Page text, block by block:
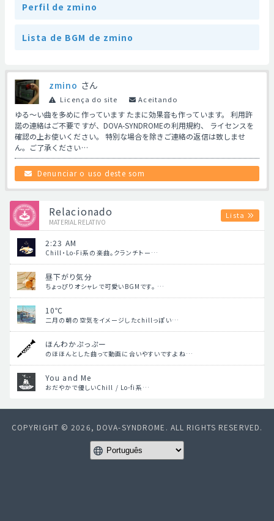
Perfil de zmino
Lista de BGM de zmino
zmino さん
Licença do site Aceitando
ゆる～い曲を多めに作っています たまに効果音も作っています。 利用許
諾の連絡はご不要ですが、DOVA-SYNDROMEの利用規約、 ライセンスを
確認の上お使いください。 特別な場合を除きご連絡の返信は致しませ
ん。ご了承ください…
Denunciar o uso deste som
Relacionado
MATERIAL RELATIVO
Lista
2:23 AM
Chill・Lo-Fi系の楽曲。クランチトー…
昼下がり気分
ちょっぴりオシャレで可愛いBGMです。 …
10℃
二月の朝の空気をイメージしたchillっぽい…
ほんわかぷっぷー
のほほんとした曲って動画に合いやすいですよね…
You and Me
おだやかで優しいChill / Lo-fi系…
COPYRIGHT © 2026, DOVA-SYNDROME. ALL RIGHTS RESERVED.